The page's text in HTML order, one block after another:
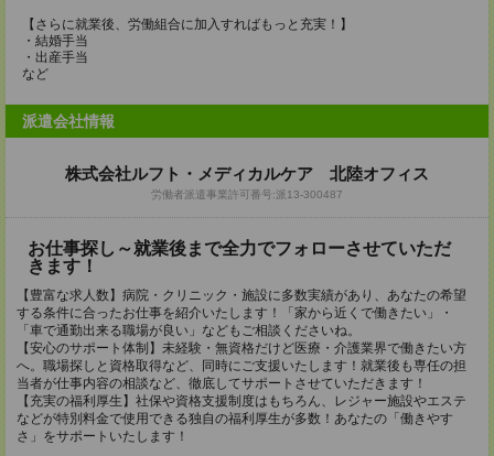
【さらに就業後、労働組合に加入すればもっと充実！】
・結婚手当
・出産手当
など
派遣会社情報
株式会社ルフト・メディカルケア 北陸オフィス
労働者派遣事業許可番号:派13-300487
お仕事探し～就業後まで全力でフォローさせていただ
きます！
【豊富な求人数】病院・クリニック・施設に多数実績があり、あなたの希望
する条件に合ったお仕事を紹介いたします！「家から近くで働きたい」・
「車で通勤出来る職場が良い」などもご相談くださいね。
【安心のサポート体制】未経験・無資格だけど医療・介護業界で働きたい方
へ。職場探しと資格取得など、同時にご支援いたします！就業後も専任の担
当者が仕事内容の相談など、徹底してサポートさせていただきます！
【充実の福利厚生】社保や資格支援制度はもちろん、レジャー施設やエステ
などが特別料金で使用できる独自の福利厚生が多数！あなたの「働きやす
さ」をサポートいたします！